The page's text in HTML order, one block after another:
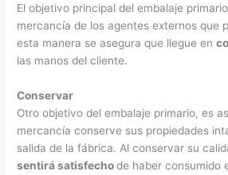
El objetivo principal del embalaje
mercancía de los agentes externos que
esta manera se asegura que llegue en
las manos del cliente.
Conservar
Otro objetivo del embalaje primario, es
mercancía conserve sus propiedades
salida de la fábrica. Al conservar su
sentirá satisfechode haber consumido